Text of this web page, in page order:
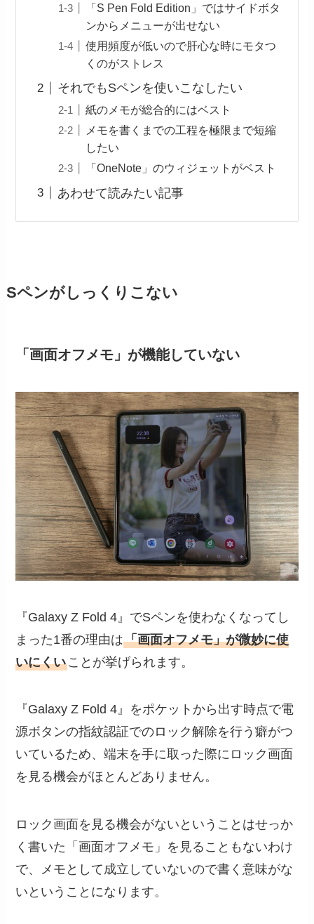
「S Pen Fold Edition」ではサイドボタ
ンからメニューが出せない
使用頻度が低いので肝心な時にモタつ
くのがストレス
それでもSペンを使いこなしたい
紙のメモが総合的にはベスト
メモを書くまでの工程を極限まで短縮
したい
「OneNote」のウィジェットがベスト
あわせて読みたい記事
Sペンがしっくりこない
「画面オフメモ」が機能していない
『Galaxy Z Fold 4』でSペンを使わなくなってし
まった1番の理由は「画面オフメモ」が微妙に使
いにくいことが挙げられます。
『Galaxy Z Fold 4』をポケットから出す時点で電
源ボタンの指紋認証でのロック解除を行う癖がつ
いているため、端末を手に取った際にロック画面
を見る機会がほとんどありません。
ロック画面を見る機会がないということはせっか
く書いた「画面オフメモ」を見ることもないわけ
で、メモとして成立していないので書く意味がな
いということになります。